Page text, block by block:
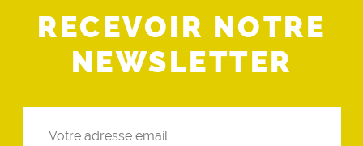
RECEVOIR NOTRE
NEWSLETTER